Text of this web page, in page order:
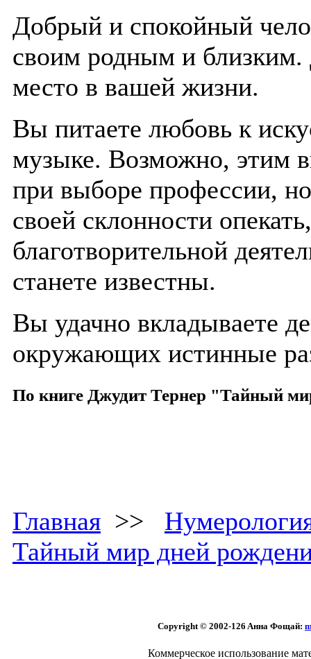
Добрый и спокойный
своим родным и близким.
место в вашей жизни.
Вы питаете любовь к
музыке. Возможно, этим
при выборе профессии,
своей склонности
благотворительной
станете известны.
Вы удачно вкладываете
окружающих истинные
По книге Джудит Тернер "Тайный
Главная >>
Тайный мир дней
Copyright © 2002-126 Aннa Фoщaй:
Коммерческое использование